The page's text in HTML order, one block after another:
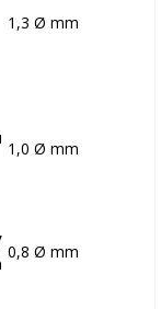
1,3 Ø mm
1,0 Ø mm
0,8 Ø mm